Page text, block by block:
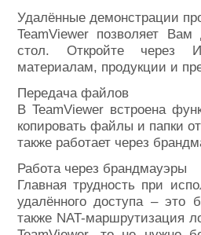
Удалённые демонстрации
TeamViewer позволяет Вам
стол. Откройте через
материалам, продукции и
Передача файлов
В TeamViewer встроена
копировать файлы и папки
также работает через
Работа через брандмауэры
Главная трудность при
удалённого доступа – это
также NAT-маршрутизация